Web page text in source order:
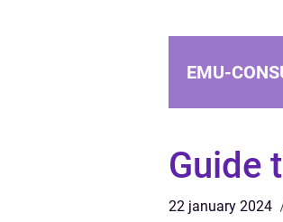
EMU-
Guide
22 january 2024